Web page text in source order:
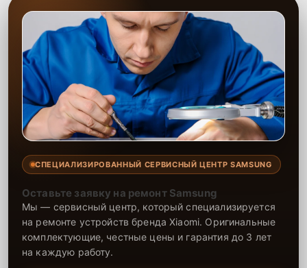
СПЕЦИАЛИЗИРОВАННЫЙ СЕРВИСНЫЙ ЦЕНТР SAMSUNG
Оставьте заявку на ремонт Samsung
Мы — сервисный центр, который специализируется
на ремонте устройств бренда Xiaomi. Оригинальные
комплектующие, честные цены и гарантия до 3 лет
на каждую работу.